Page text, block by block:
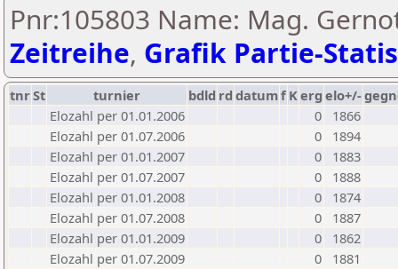
Pnr:105803 Name: Mag.
Zeitreihe, Grafik Partie-
tnrSt turnier bdld rd datumf Kerg elo+/-
Elozahl per 01.01.2006
0
1866
Elozahl per 01.07.2006
0
1894
Elozahl per 01.01.2007
0
1883
Elozahl per 01.07.2007
0
1888
Elozahl per 01.01.2008
0
1874
Elozahl per 01.07.2008
0
1887
Elozahl per 01.01.2009
0
1862
Elozahl per 01.07.2009
0
1881